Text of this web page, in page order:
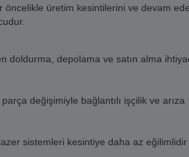
öncelikle üretim kesintilerini ve devam
doldurma, depolama ve satın alma
değişimiyle bağlantılı işçilik ve arıza
sistemleri kesintiye daha az